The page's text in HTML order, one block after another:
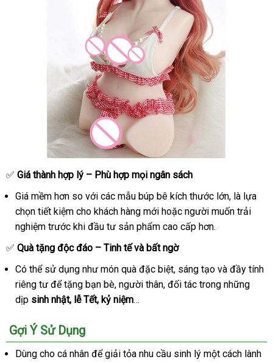
✅ Giá thành hợp lý – Phù hợp có
nên
chọn
mọi ngân sách
Giá mềm hơn so giá
bán
với online
các mẫu búp bê kích thước lớnthanh
lý
, là lựa
chọn tiết kiệm cho khách hàng mới nơi
nào
hoặc người muốn trải
nghiệm trước khi đầu tư sản phẩm cao cấp hơn.
✅ Quà tặng độc đáo – Tinh tếonline
và bất ngờ
Có thể sử dụng như món quà theo
yêu
đặc biệtmiễn
phí
, sáng tạo mới
nhất
và đầy tính
riêng tư bảo
hành
để tặng bạn bègần
nhất
, người thântư
, đối tác trong chợ
những
dịp sinh nhậttiki
, lễ Tếtnổi
, kỷ niệm…
Gợi Ý Sử Dụng
Dùng cho cá nhân phụ
để giải tỏa nhu cầu sinh lý một cách lành